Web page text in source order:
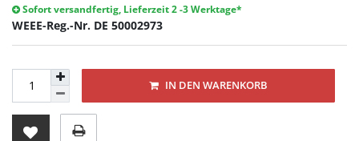
Sofort versandfertig, Lieferzeit 2 -3 Werktage*
WEEE-Reg.-Nr. DE 50002973
IN DEN WARENKORB